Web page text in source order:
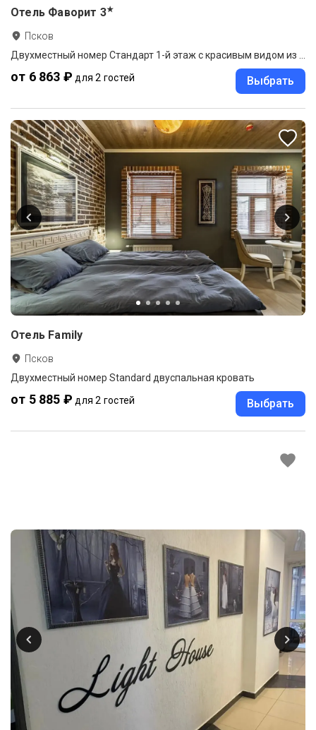
Отель Фаворит 3★
Псков
от 6 863 ₽ для 2 гостей Выбрать
Отель Family
Псков
Двухместный номер Standard двуспальная кровать
от 5 885 ₽ для 2 гостей Выбрать